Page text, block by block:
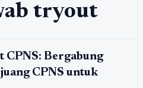
tryout
CPNS: Bergabung
CPNS untuk